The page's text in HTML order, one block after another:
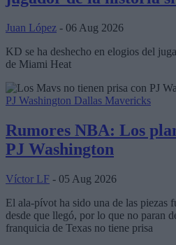
Juan López - 06 Aug 2026
KD se ha deshecho en elogios del
de Miami Heat
PJ Washington Dallas Mavericks
Rumores NBA: Los
PJ Washington
Víctor LF - 05 Aug 2026
El ala-pívot ha sido una de las piezas
desde que llegó, por lo que no paran
franquicia de Texas no tiene prisa